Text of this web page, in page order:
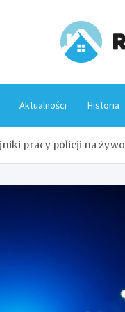
Aktualności Historia
pracy policji na żywo